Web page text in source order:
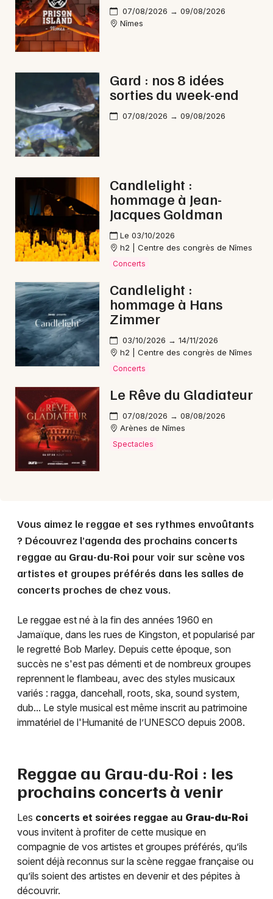
Sorties & loisirs
Reggae dans le Gard
Reggae en Occitanie
Artistes en tournée
Actus au Grau-du-Roi
Magazine au Grau-du-Roi
30 - Gard
Choisir mes départements
Mon email
07/08/2026 → 09/08/2026
Nîmes
Gard : nos 8 idées
sorties du week-end
07/08/2026 → 09/08/2026
Candlelight :
hommage à Jean-
Jacques Goldman
Le 03/10/2026
h2 | Centre des congrès de Nîmes
Concerts
Candlelight :
hommage à Hans
Zimmer
03/10/2026 → 14/11/2026
h2 | Centre des congrès de Nîmes
Concerts
Le Rêve du Gladiateur
07/08/2026 → 08/08/2026
Arènes de Nîmes
Spectacles
Vous aimez le reggae et ses rythmes envoûtants
? Découvrez l’agenda des prochains concerts
reggae au Grau-du-Roi pour voir sur scène vos
artistes et groupes préférés dans les salles de
concerts proches de chez vous.
Le reggae est né à la fin des années 1960 en
Jamaïque, dans les rues de Kingston, et popularisé par
le regretté Bob Marley. Depuis cette époque, son
succès ne s'est pas démenti et de nombreux groupes
reprennent le flambeau, avec des styles musicaux
variés : ragga, dancehall, roots, ska, sound system,
dub... Le style musical est même inscrit au patrimoine
immatériel de l'Humanité de l’UNESCO depuis 2008.
Reggae au Grau-du-Roi : les
prochains concerts à venir
Les concerts et soirées reggae au Grau-du-Roi
vous invitent à profiter de cette musique en
compagnie de vos artistes et groupes préférés, qu’ils
soient déjà reconnus sur la scène reggae française ou
qu’ils soient des artistes en devenir et des pépites à
découvrir.